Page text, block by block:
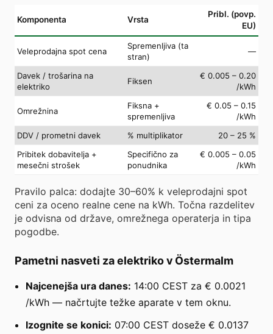
Komponenta Vrsta
Pribl. (povp.
EU)
Veleprodajna spot cena
Spremenljiva (ta
stran)
—
Davek / trošarina na
elektriko
Fiksen
€ 0.005 – 0.20
/kWh
Omrežnina
Fiksna +
spremenljiva
€ 0.05 – 0.15
/kWh
DDV / prometni davek
% multiplikator
20 – 25 %
Pribitek dobavitelja +
mesečni strošek
Specifično za
ponudnika
€ 0.005 – 0.05
/kWh
Pravilo palca: dodajte 30–60% k veleprodajni spot
ceni za oceno realne cene na kWh. Točna razdelitev
je odvisna od države, omrežnega operaterja in tipa
pogodbe.
Pametni nasveti za elektriko v Östermalm
Najcenejša ura danes: 14:00 CEST za € 0.0021
/kWh — načrtujte težke aparate v tem oknu.
Izognite se konici: 07:00 CEST doseže € 0.0137